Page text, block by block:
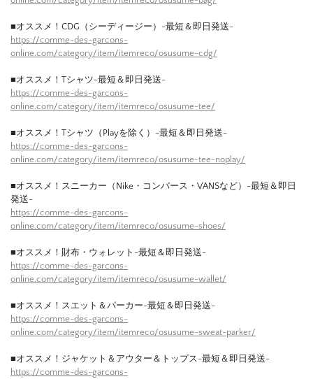
■オススメ！CDG（シーディージー）-最短＆即日発送-
https://comme-des-garcons-
online.com/category/item/itemreco/osusume-cdg/
■オススメ！Tシャツ-最短＆即日発送-
https://comme-des-garcons-
online.com/category/item/itemreco/osusume-tee/
■オススメ！Tシャツ（Playを除く）-最短＆即日発送-
https://comme-des-garcons-
online.com/category/item/itemreco/osusume-tee-noplay/
■オススメ！スニーカー（Nike・コンバース・VANSなど）-最短＆即日
発送-
https://comme-des-garcons-
online.com/category/item/itemreco/osusume-shoes/
■オススメ！財布・ウォレット-最短＆即日発送-
https://comme-des-garcons-
online.com/category/item/itemreco/osusume-wallet/
■オススメ！スエット＆パーカー-最短＆即日発送-
https://comme-des-garcons-
online.com/category/item/itemreco/osusume-sweat-parker/
■オススメ！ジャケット＆アウター＆トップス-最短＆即日発送-
https://comme-des-garcons-